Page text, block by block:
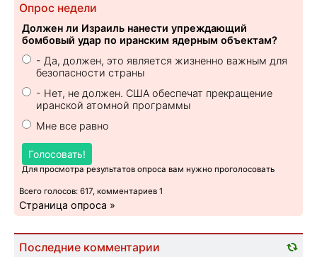
Опрос недели
Должен ли Израиль нанести упреждающий
бомбовый удар по иранским ядерным объектам?
- Да, должен, это является жизненно важным для
безопасности страны
- Нет, не должен. США обеспечат прекращение
иранской атомной программы
Мне все равно
Голосовать!
Для просмотра результатов опроса вам нужно проголосовать
Всего голосов: 617, комментариев 1
Страница опроса »
Последние комментарии